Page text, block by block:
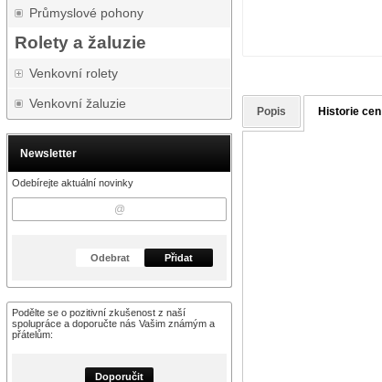
Průmyslové pohony
Rolety a žaluzie
Venkovní rolety
Venkovní žaluzie
Newsletter
Odebírejte aktuální novinky
Odebrat Přidat
Podělte se o pozitivní zkušenost z naší
spolupráce a doporučte nás Vašim známým a
přátelům:
Doporučit
Popis Historie cen